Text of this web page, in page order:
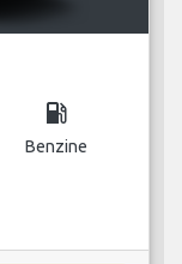
local_gas_station
Benzine